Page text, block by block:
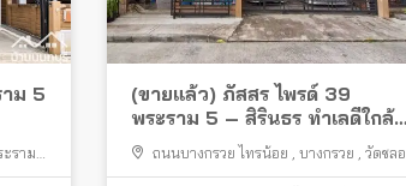
ม 5
ราม
(ขายแล้ว) ภัสสร ไพรด์ 39
พระราม 5 – สิรินธร ทำเลดีใกล้
สะพานพระราม 5 การไฟฟ้า
พระราม 7
ถนนบางกรวย ไทรน้อย บางกรวย วัดชลอ